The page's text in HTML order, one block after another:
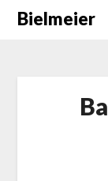
SkipBielmeier